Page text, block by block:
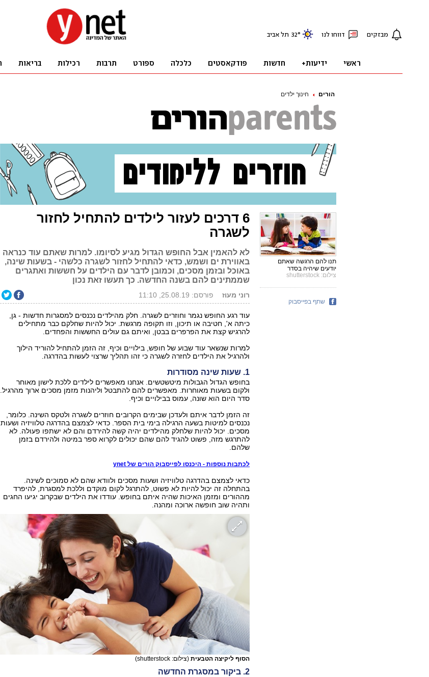
הורים חינוך ילדים
6 דרכים לעזור לילדים להתחיל לחזור
לשגרה
לא להאמין אבל החופש הגדול מגיע לסיומו. למרות שאתם עוד כנראה
באווירת ים ושמש, כדאי להתחיל לחזור לשגרה כלשהי - בשעות שינה,
באוכל ובזמן מסכים, וכמובן לדבר עם הילדים על חששות ואתגרים
שממתינים להם בשנה החדשה. כך תעשו זאת נכון
רוני מעוז פורסם: 25.08.19, 11:10
עוד רגע החופש נגמר וחוזרים לשגרה. חלק מהילדים נכנסים למסגרות חדשות - גן,
כיתה א', חטיבה או תיכון, וזו תקופה מרגשת. יכול להיות שחלקם כבר מתחילים
להרגיש קצת את הפרפרים בבטן, ואיתם גם עולים החששות והפחדים.
למרות שנשאר עוד שבוע של חופש, בילויים וכיף, זה הזמן להתחיל להוריד הילוך
ולהרגיל את הילדים לחזרה לשגרה כי זהו תהליך שרצוי לעשות בהדרגה.
1. שעות שינה מסודרות
בחופש הגדול הגבולות מיטשטשים. אנחנו מאפשרים לילדים ללכת לישון מאוחר
ולקום בשעות מאוחרות. מאפשרים להם להתבטל וליהנות מזמן מסכים ארוך מהרגיל.
סדר היום הוא שונה, עמוס בבילויים וכיף.
זה הזמן לדבר איתם ולעדכן שבימים הקרובים חוזרים לשגרה ולטקס השינה. כלומר,
נכנסים למיטות בשעה הרגילה בימי בית הספר. כדאי לצמצם בהדרגה טלוויזיה ושעות
מסכים. יכול להיות שלחלק מהילדים יהיה קשה להירדם והם לא ישתפו פעולה. לא
להתרגש מזה, פשוט להגיד להם שהם יכולים לקרוא ספר במיטה ולהירדם בזמן
שלהם.
לכתבות נוספות - היכנסו לפייסבוק הורים של ynet
כדאי לצמצם בהדרגה טלוויזיה ושעות מסכים ולוודא שהם לא סמוכים לשינה.
בהתחלה זה יכול להיות לא פשוט, להתרגל לקום מוקדם וללכת למסגרת, להיפרד
מההורים ומזמן האיכות שהיה איתם בחופש. עודדו את הילדים שבקרוב יגיעו החגים
ותהיה שוב חופשה ארוכה ומהנה.
הסוף ליקיצה הטבעית (צילום: shutterstock)
2. ביקור במסגרת החדשה
תנו להם הרגשה שאתם
יודעים שיהיה בסדר
צילום: shutterstock
שתף בפייסבוק